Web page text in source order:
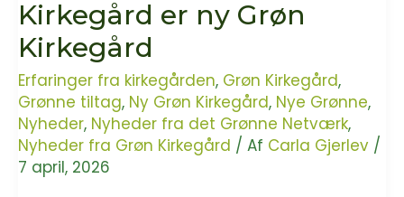
grønne!
Kirkegård er ny Grøn
Kirkegård
Erfaringer fra kirkegården, Grøn Kirkegård,
Grønne tiltag, Ny Grøn Kirkegård, Nye Grønne,
Nyheder, Nyheder fra det Grønne Netværk,
Nyheder fra Grøn Kirkegård / Af Carla Gjerlev /
7 april, 2026